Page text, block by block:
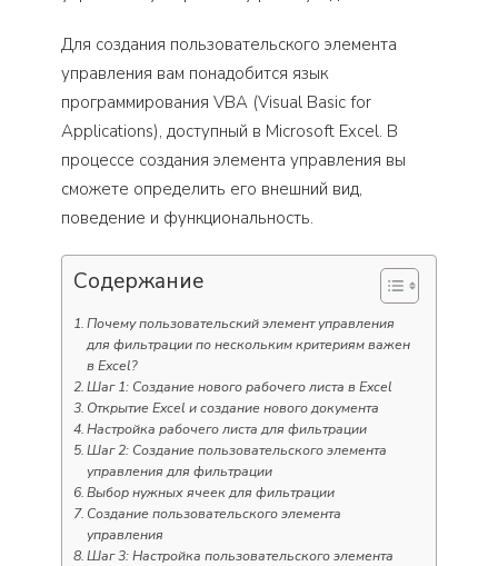
Для создания пользовательского элемента
управления вам понадобится язык
программирования VBA (Visual Basic for
Applications), доступный в Microsoft Excel. В
процессе создания элемента управления вы
сможете определить его внешний вид,
поведение и функциональность.
Содержание
Почему пользовательский элемент управления
для фильтрации по нескольким критериям важен
в Excel?
Шаг 1: Создание нового рабочего листа в Excel
Открытие Excel и создание нового документа
Настройка рабочего листа для фильтрации
Шаг 2: Создание пользовательского элемента
управления для фильтрации
Выбор нужных ячеек для фильтрации
Создание пользовательского элемента
управления
Шаг 3: Настройка пользовательского элемента